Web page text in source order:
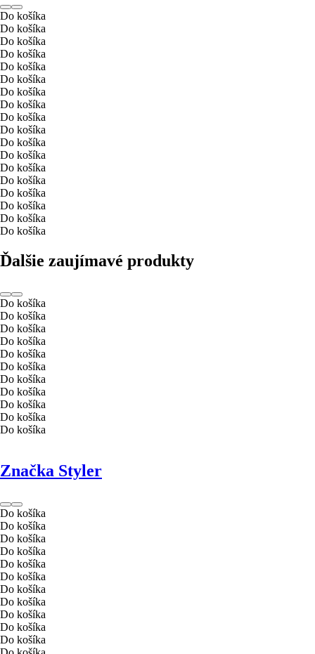
Do košíka
Do košíka
Do košíka
Do košíka
Do košíka
Do košíka
Do košíka
Do košíka
Do košíka
Do košíka
Do košíka
Do košíka
Do košíka
Do košíka
Do košíka
Do košíka
Do košíka
Do košíka
Ďalšie zaujímavé produkty
Do košíka
Do košíka
Do košíka
Do košíka
Do košíka
Do košíka
Do košíka
Do košíka
Do košíka
Do košíka
Do košíka
Značka Styler
Do košíka
Do košíka
Do košíka
Do košíka
Do košíka
Do košíka
Do košíka
Do košíka
Do košíka
Do košíka
Do košíka